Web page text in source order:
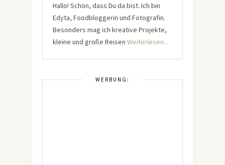
Hallo! Schön, dass Du da bist. Ich bin
Edyta, Foodbloggerin und Fotografin.
Besonders mag ich kreative Projekte,
kleine und große Reisen Weiterlesen...
WERBUNG: